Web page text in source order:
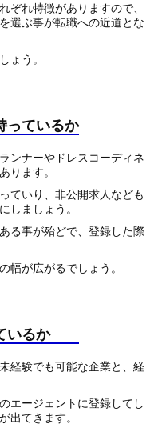
ぞれ特徴がありますので、
選ぶ事が転職への近道とな
ょう。
っているか
ンナーやドレスコーディネ
ります。
ていり、非公開求人なども
しましょう。
る事が殆どで、登録した際
幅が広がるでしょう。
ているか
経験でも可能な企業と、経
エージェントに登録してし
出てきます。